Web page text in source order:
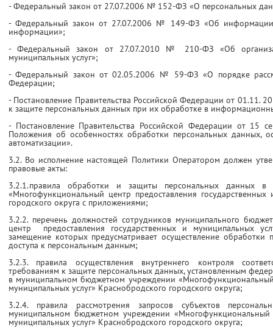
- Федеральный закон от 27.07.2006 № 152-ФЗ «О персональных
- Федеральный закон от 27.07.2006 № 149-ФЗ «Об
информации»;
- Федеральный закон от 27.07.2010 № 210-ФЗ «Об
муниципальных услуг»;
- Федеральный закон от 02.05.2006 № 59-ФЗ «О порядке
Федерации;
- Постановление Правительства Российской Федерации от 01.11.
к защите персональных данных при их обработке в
- Постановление Правительства Российской Федерации от
Положения об особенностях обработки персональных данных,
автоматизации».
3.2. Во исполнение настоящей Политики Оператором должен
правовые акты:
3.2.1.правила обработки и защиты персональных данных в
«Многофункциональный центр предоставления
городского округа с приложениями;
3.2.2. перечень должностей сотрудников муниципального
центр предоставления государственных и муниципальных
замещение которых предусматривает осуществление
доступа к персональным данным;
3.2.3. правила осуществления внутреннего контроля
требованиям к защите персональных данных, установленным
в муниципальном бюджетном учреждении
муниципальных услуг» Краснобродского городского округа;
3.2.4. правила рассмотрения запросов субъектов
муниципальном бюджетном учреждении «Многофункциональный
муниципальных услуг» Краснобродского городского округа;